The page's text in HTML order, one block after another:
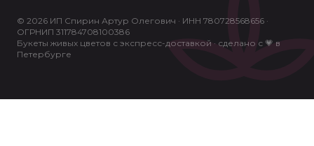
© 2026 ИП Спирин Артур Олегович · ИНН 780728568656 ·
ОГРНИП 311784708100386
Букеты живых цветов с экспресс-доставкой · сделано с 💗 в
Петербурге